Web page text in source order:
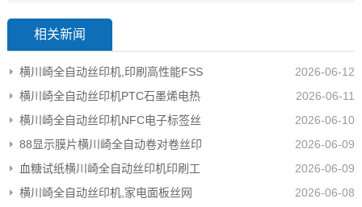
相关新闻
横川崎全自动丝印机,印刷高性能FSS
2026-06-12
横川崎全自动丝印机PTC石墨烯电热
2026-06-11
横川崎全自动丝印机NFC电子标签丝
2026-06-10
88显示膜片横川崎全自动卷对卷丝印
2026-06-09
血糖试纸横川崎全自动丝印机印刷工
2026-06-09
横川崎全自动丝印机,家电面板丝网
2026-06-08